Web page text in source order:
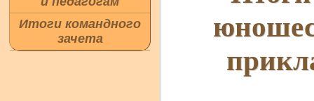
Итоги командного
зачета